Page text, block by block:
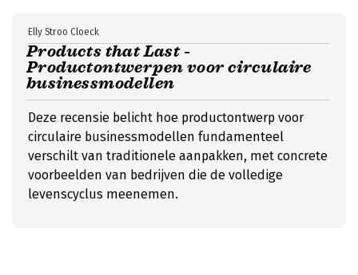
Products that Last -
Productontwerpen voor circulaire
businessmodellen
Elly Stroo Cloeck
Deze recensie belicht hoe productontwerp voor
circulaire businessmodellen fundamenteel
verschilt van traditionele aanpakken, met concrete
voorbeelden van bedrijven die de volledige
levenscyclus meenemen.